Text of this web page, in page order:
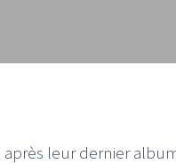
après leur dernier